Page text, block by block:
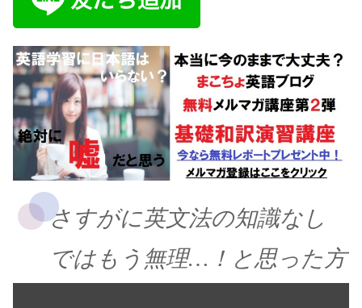
さすがに英文法の知識なし
ではもう無理…！と思った方